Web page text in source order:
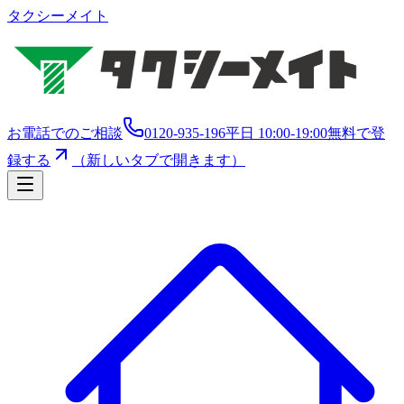
タクシーメイト
お電話でのご相談 0120-935-196平日 10:00-19:00無料で登
録する
（新しいタブで開きます）